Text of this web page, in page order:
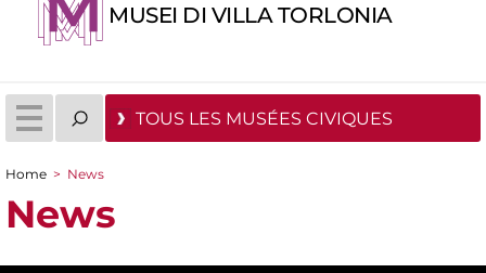
MUSEI DI VILLA TORLONIA
TOUS LES MUSÉES CIVIQUES
You are here
Home > News
News